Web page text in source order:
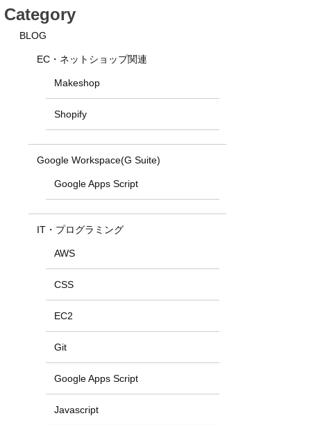
Category
BLOG
EC・ネットショップ関連
Makeshop
Shopify
Google Workspace(G Suite)
Google Apps Script
IT・プログラミング
AWS
CSS
EC2
Git
Google Apps Script
Javascript